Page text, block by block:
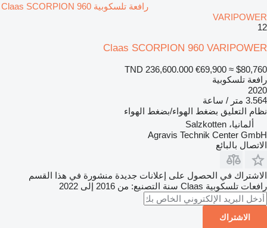
رافعة تلسكوبية Claas SCORPION 960
VARIPOWER
12
Claas SCORPION 960 VARIPOWER
TND 236,600.000 €69,900 ≈ $80,760
رافعة تلسكوبية
2020
3.564 متر / ساعة
نظام التعليق بضغط الهواء/بضغط الهواء
ألمانيا، Salzkotten
Agravis Technik Center GmbH
الاتصال بالبائع
الاشتراك في الحصول على إعلانات جديدة منشورة في هذا القسم
رافعات تلسكوبية Claas سنة التصنيع: من 2016 إلى 2022
الاشتراك